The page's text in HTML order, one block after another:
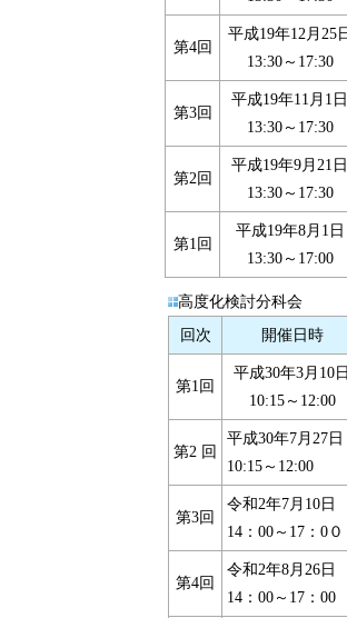
第4回
平成19年12月25
13:30～17:30
第3回
平成19年11月1日
13:30～17:30
第2回
平成19年9月21日
13:30～17:30
第1回
平成19年8月1日
13:30～17:00
高度化検討分科会
回次
開催日時
第1回
平成30年3月10
10:15～12:00
第2 回
平成30年7月27日
10:15～12:00
第3回
令和2年7月10日
14：00～17：0０
第4回
令和2年8月26日
14：00～17：00